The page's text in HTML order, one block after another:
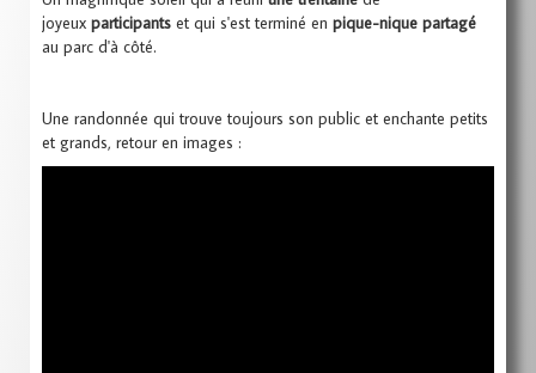
joyeux participants et qui s'est terminé en pique-nique partagé
au parc d'à côté.
Une randonnée qui trouve toujours son public et enchante petits
et grands, retour en images :